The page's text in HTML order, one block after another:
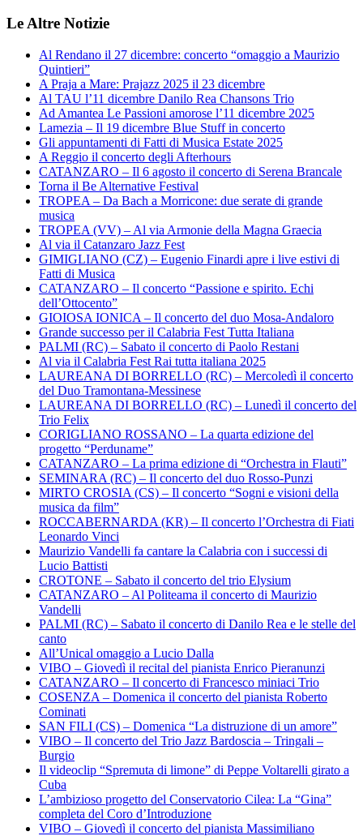
Le Altre Notizie
Al Rendano il 27 dicembre: concerto “omaggio a Maurizio
Quintieri”
A Praja a Mare: Prajazz 2025 il 23 dicembre
Al TAU l’11 dicembre Danilo Rea Chansons Trio
Ad Amantea Le Passioni amorose l’11 dicembre 2025
Lamezia – Il 19 dicembre Blue Stuff in concerto
Gli appuntamenti di Fatti di Musica Estate 2025
A Reggio il concerto degli Afterhours
CATANZARO – Il 6 agosto il concerto di Serena Brancale
Torna il Be Alternative Festival
TROPEA – Da Bach a Morricone: due serate di grande
musica
TROPEA (VV) – Al via Armonie della Magna Graecia
Al via il Catanzaro Jazz Fest
GIMIGLIANO (CZ) – Eugenio Finardi apre i live estivi di
Fatti di Musica
CATANZARO – Il concerto “Passione e spirito. Echi
dell’Ottocento”
GIOIOSA IONICA – Il concerto del duo Mosa-Andaloro
Grande successo per il Calabria Fest Tutta Italiana
PALMI (RC) – Sabato il concerto di Paolo Restani
Al via il Calabria Fest Rai tutta italiana 2025
LAUREANA DI BORRELLO (RC) – Mercoledì il concerto
del Duo Tramontana-Messinese
LAUREANA DI BORRELLO (RC) – Lunedì il concerto del
Trio Felix
CORIGLIANO ROSSANO – La quarta edizione del
progetto “Perduname”
CATANZARO – La prima edizione di “Orchestra in Flauti”
SEMINARA (RC) – Il concerto del duo Rosso-Punzi
MIRTO CROSIA (CS) – Il concerto “Sogni e visioni della
musica da film”
ROCCABERNARDA (KR) – Il concerto l’Orchestra di Fiati
Leonardo Vinci
Maurizio Vandelli fa cantare la Calabria con i successi di
Lucio Battisti
CROTONE – Sabato il concerto del trio Elysium
CATANZARO – Al Politeama il concerto di Maurizio
Vandelli
PALMI (RC) – Sabato il concerto di Danilo Rea e le stelle del
canto
All’Unical omaggio a Lucio Dalla
VIBO – Giovedì il recital del pianista Enrico Pieranunzi
CATANZARO – Il concerto di Francesco miniaci Trio
COSENZA – Domenica il concerto del pianista Roberto
Cominati
SAN FILI (CS) – Domenica “La distruzione di un amore”
VIBO – Il concerto del Trio Jazz Bardoscia – Tringali –
Burgio
Il videoclip “Spremuta di limone” di Peppe Voltarelli girato a
Cuba
L’ambizioso progetto del Conservatorio Cilea: La “Gina”
completa del Coro d’Introduzione
VIBO – Giovedì il concerto del pianista Massimiliano